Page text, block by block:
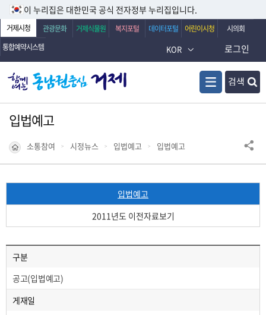
이 누리집은 대한민국 공식 전자정부 누리집입니다.
거제시청 관광문화 거제식물원 복지포털 데이터포털 어린이시청
시의회
통합예약시스템
KOR
검색
로그인
입법예고
소통참여 시정뉴스 입법예고 입법예고
입법예고
2011년도 이전자료보기
구분
공고(입법예고)
게재일